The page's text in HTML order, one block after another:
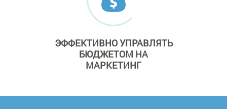
ЭФФЕКТИВНОУПРАВЛЯТЬ
БЮДЖЕТОМ НА
МАРКЕТИНГ